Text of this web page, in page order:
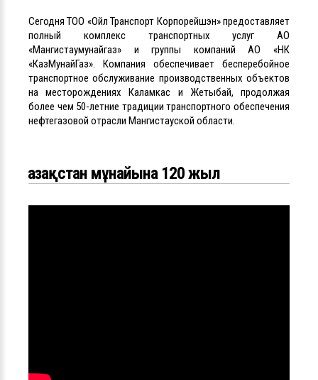
Сегодня ТОО «Ойл Транспорт Корпорейшэн» предоставляет
полный комплекс транспортных услуг АО
«Мангистаумунайгаз» и группы компаний АО «НК
«КазМунайГаз». Компания обеспечивает бесперебойное
транспортное обслуживание производственных объектов
на месторождениях Каламкас и Жетыбай, продолжая
более чем 50-летние традиции транспортного обеспечения
нефтегазовой отрасли Мангистауской области.
Қазақстан мұнайына 120 жыл